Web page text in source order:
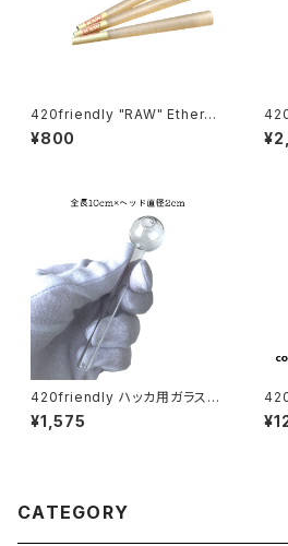
420friendly "RAW" Etherea
l Cones - コーン (KING siz
e)
¥800
F
420friendly ハッカ用ガラスパ
イプ 10cm (ヘッド2cm)
¥1,575
O
ェンジ！ (ス
CATEGORY